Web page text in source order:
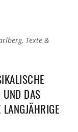
, Texte &
UND DAS